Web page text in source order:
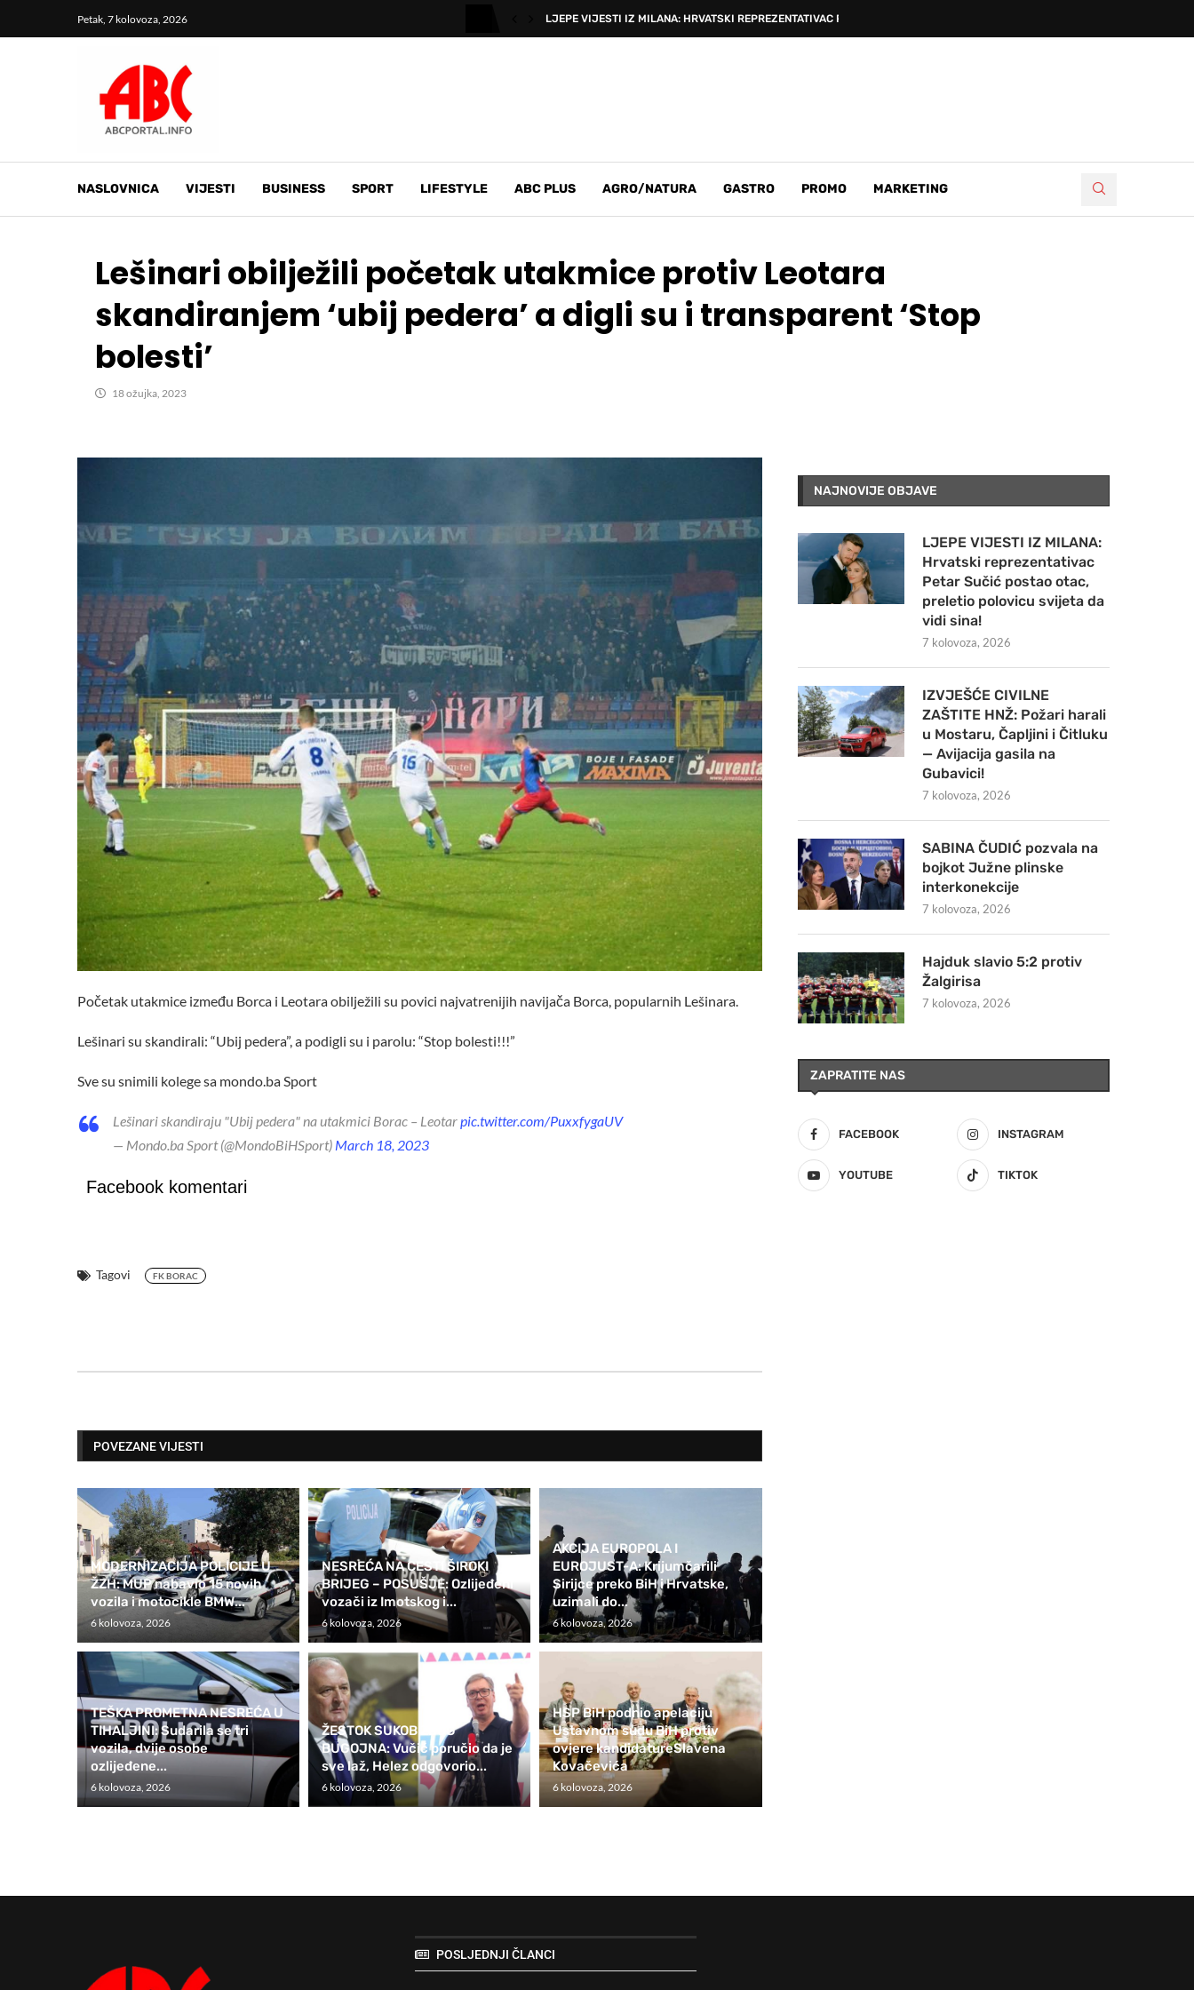
Petak, 7 kolovoza, 2026 LJEPE VIJESTI IZ MILANA: HRVATSKI REPREZENTATIVAC PETAR SUČIĆ...
NASLOVNICA VIJESTI BUSINESS SPORT LIFESTYLE ABC PLUS AGRO/NATURA GASTRO PROMO MARKETING
Lešinari obilježili početak utakmice protiv Leotara
skandiranjem ‘ubij pedera’ a digli su i transparent ‘Stop
bolesti’
18 ožujka, 2023
Početak utakmice između Borca i Leotara obilježili su povici najvatrenijih navijača Borca, popularnih Lešinara.
Lešinari su skandirali: “Ubij pedera”, a podigli su i parolu: “Stop bolesti!!!”
Sve su snimili kolege sa mondo.ba Sport
Lešinari skandiraju "Ubij pedera" na utakmici Borac – Leotarpic.twitter.com/PuxxfygaUV
— Mondo.ba Sport (@MondoBiHSport) March 18, 2023
Facebook komentari
Tagovi FK BORAC
POVEZANE VIJESTI
MODERNIZACIJA POLICIJE U
ŽZH: MUP nabavio 15 novih
vozila i motocikle BMW...
6 kolovoza, 2026
NESREĆA NA CESTI ŠIROKI
BRIJEG – POSUŠJE: Ozlijeđeni
vozači iz Imotskog i...
6 kolovoza, 2026
AKCIJA EUROPOLA I
EUROJUST-A: Krijumčarili
Sirijce preko BiH i Hrvatske,
uzimali do...
6 kolovoza, 2026
TEŠKA PROMETNA NESREĆA U
TIHALJINI: Sudarila se tri
vozila, dvije osobe
ozlijeđene...
6 kolovoza, 2026
ŽESTOK SUKOB ZBOG
BUGOJNA: Vučić poručio da je
sve laž, Helez odgovorio...
6 kolovoza, 2026
HSP BiH podnio apelaciju
Ustavnom sudu BiH protiv
ovjere kandidatureSlavena
Kovačevića
6 kolovoza, 2026
NAJNOVIJE OBJAVE
LJEPE VIJESTI IZ MILANA:
Hrvatski reprezentativac
Petar Sučić postao otac,
preletio polovicu svijeta da
vidi sina!
7 kolovoza, 2026
IZVJEŠĆE CIVILNE
ZAŠTITE HNŽ: Požari harali
u Mostaru, Čapljini i Čitluku
— Avijacija gasila na
Gubavici!
7 kolovoza, 2026
SABINA ČUDIĆ pozvala na
bojkot Južne plinske
interkonekcije
7 kolovoza, 2026
Hajduk slavio 5:2 protiv
Žalgirisa
7 kolovoza, 2026
ZAPRATITE NAS
FACEBOOK INSTAGRAM
YOUTUBE TIKTOK
POSLJEDNJI ČLANCI